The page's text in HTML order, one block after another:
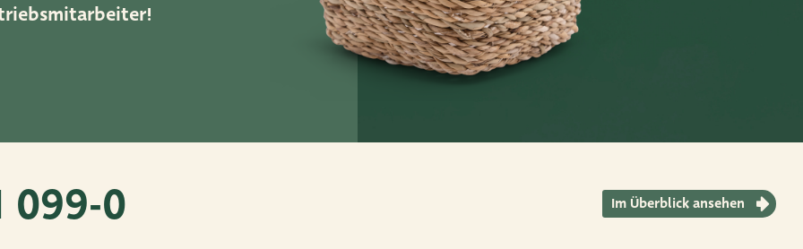
0 Im Überblick ansehen